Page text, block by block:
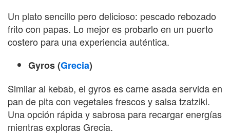
Un plato sencillo pero delicioso: pescado rebozado
frito con papas. Lo mejor es probarlo en un puerto
costero para una experiencia auténtica.
Gyros (Grecia)
Similar al kebab, el gyros es carne asada servida en
pan de pita con vegetales frescos y salsa tzatziki.
Una opción rápida y sabrosa para recargar energías
mientras exploras Grecia.